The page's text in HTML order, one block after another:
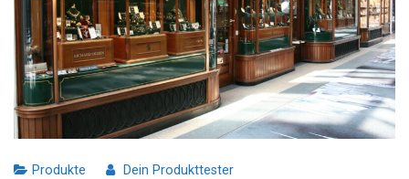
Produkte
Dein Produkttester